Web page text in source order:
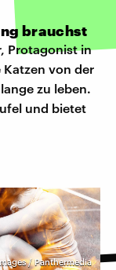
brauchst
Protagonist in
Katzen von der
zu leben.
und bietet
/ Panthermedia